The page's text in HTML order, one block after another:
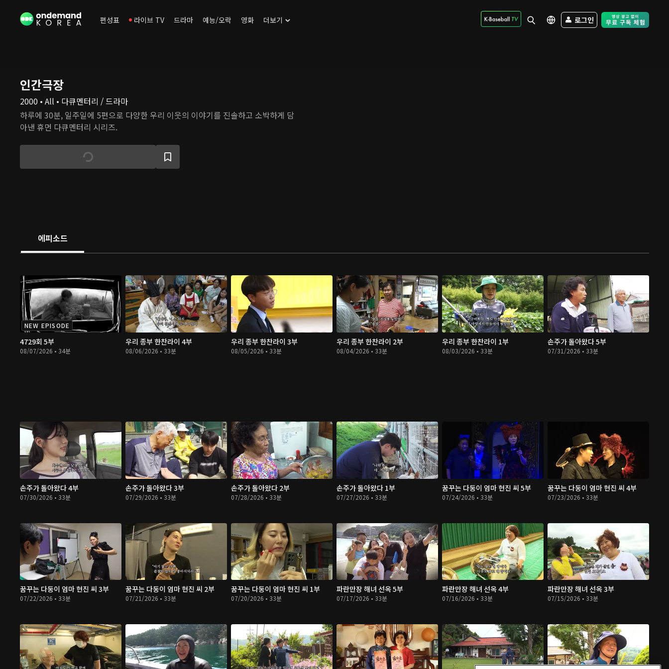
편성표 라이브 TV 드라마 예능/오락 영화 더보기 로그인 Free Trial -
인간극장
2000 • All • 다큐멘터리 / 드라마
하루에 30분, 일주일에 5편으로 다양한 우리 이웃의 이야기를 진솔하고 소박하게 담
아낸 휴먼 다큐멘터리 시리즈.
에피소드
NEW EPISODE
4729회 5부
08/07/2026 • 34분
우리 종부 한찬라이 4부
08/06/2026 • 33분
우리 종부 한찬라이 3부
08/05/2026 • 33분
우리 종부 한찬라이 2부
08/04/2026 • 33분
우리 종부 한찬라이 1부
08/03/2026 • 33분
손주가 돌아왔다 5부
07/31/2026 • 33분
손주가 돌아왔다 4부
07/30/2026 • 33분
손주가 돌아왔다 3부
07/29/2026 • 33분
손주가 돌아왔다 2부
07/28/2026 • 33분
손주가 돌아왔다 1부
07/27/2026 • 33분
꿈꾸는 다둥이 엄마 현진 씨 5부
07/24/2026 • 33분
꿈꾸는 다둥이 엄마 현진 씨 4부
07/23/2026 • 33분
꿈꾸는 다둥이 엄마 현진 씨 3부
07/22/2026 • 33분
꿈꾸는 다둥이 엄마 현진 씨 2부
07/21/2026 • 33분
꿈꾸는 다둥이 엄마 현진 씨 1부
07/20/2026 • 33분
파란만장 해녀 선옥 5부
07/17/2026 • 33분
파란만장 해녀 선옥 4부
07/16/2026 • 33분
파란만장 해녀 선옥 3부
07/15/2026 • 33분